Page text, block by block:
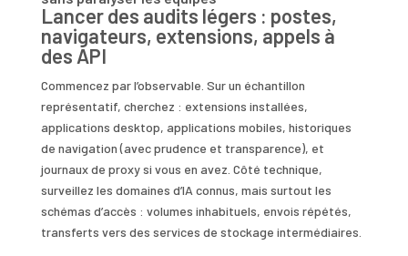
Lancer des audits légers : postes,
navigateurs, extensions, appels à
des API
Commencez par l’observable. Sur un échantillon
représentatif, cherchez : extensions installées,
applications desktop, applications mobiles, historiques
de navigation (avec prudence et transparence), et
journaux de proxy si vous en avez. Côté technique,
surveillez les domaines d’IA connus, mais surtout les
schémas d’accès : volumes inhabituels, envois répétés,
transferts vers des services de stockage intermédiaires.